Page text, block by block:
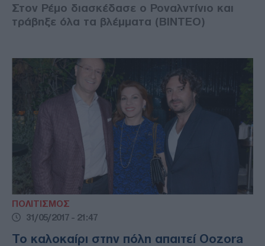
Στον Ρέμο διασκέδασε ο Ροναλντίνιο και
τράβηξε όλα τα βλέμματα (ΒΙΝΤΕΟ)
ΠΟΛΙΤΙΣΜΟΣ
31/05/2017 - 21:47
Το καλοκαίρι στην πόλη απαιτεί Oozora